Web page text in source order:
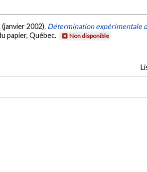
(janvier 2002). Détermination expérimentale
papier, Québec. Non disponible